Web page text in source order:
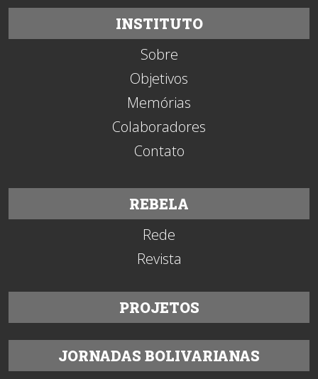
INSTITUTO
Sobre
Objetivos
Memórias
Colaboradores
Contato
REBELA
Rede
Revista
PROJETOS
JORNADAS BOLIVARIANAS